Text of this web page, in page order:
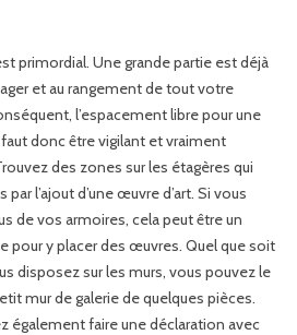
primordial. Une grande partie est déjà
et au rangement de tout votre
l’espacement libre pour une
donc être vigilant et vraiment
des zones sur les étagères qui
l’ajout d’une œuvre d’art. Si vous
de vos armoires, cela peut être un
pour y placer des œuvres. Quel que soit
disposez sur les murs, vous pouvez le
mur de galerie de quelques pièces.
également faire une déclaration avec